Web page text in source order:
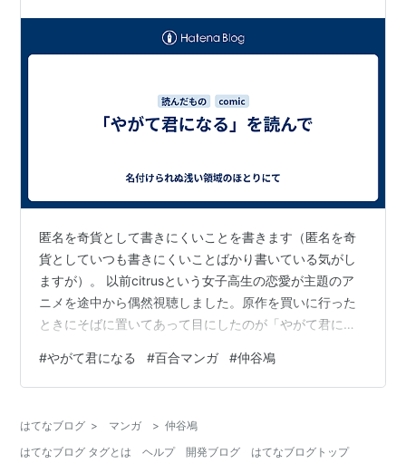
匿名を奇貨として書きにくいことを書きます（匿名を奇
貨としていつも書きにくいことばかり書いている気がし
ますが）。 以前citrusという女子高生の恋愛が主題のア
ニメを途中から偶然視聴しました。原作を買いに行った
ときにそばに置いてあって目にしたのが「やがて君にな
す。そういうコミックスがあることは知っていて、でも
なぜか手を出さずにいました。はてなの今週のお題が
文堂で手をのばしてしまい、週一ペースで買っていま
す。やはり女子高生の恋愛が主題のコミックスで、これ
#やがて君になる #百合マンガ #仲谷鳰
はてなブログ > マンガ > 仲谷鳰
はてなブログ タグとは
ヘルプ 開発ブログ
はてなブログトップ